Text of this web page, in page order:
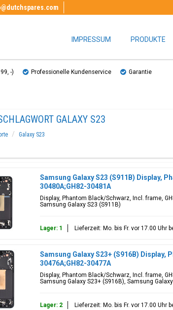
IMPRESSUM PRODUKTE
​​-) Professionelle Kundenservice Garantie
GALAXY S23
Galaxy S23
Samsung Galaxy S23 (S911B) Display,
30480A;GH82-30481A
Display, Phantom Black/Schwarz, Incl. frame,
Samsung Galaxy S23 (S911B)
Lager: 1 Lieferzeit: Mo. bis Fr. vor 17.00 Uhr
Samsung Galaxy S23+ (S916B) Display,
30476A;GH82-30477A
Display, Phantom Black/Schwarz, Incl. frame,
Samsung Galaxy S23+ (S916B), Samsung
Lager: 2 Lieferzeit: Mo. bis Fr. vor 17.00 Uhr